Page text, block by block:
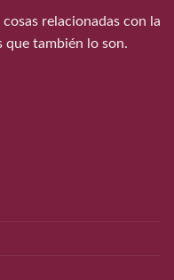
relacionadas con la
que también lo son.